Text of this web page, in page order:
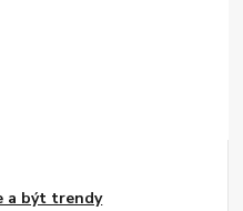
a být trendy